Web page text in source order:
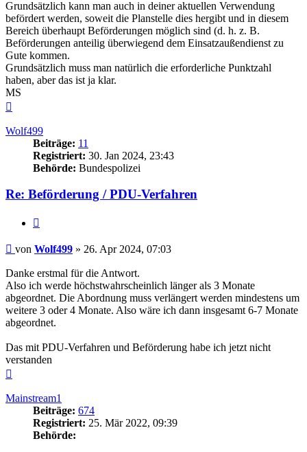
Grundsätzlich kann man auch in deiner aktuellen Verwendung
befördert werden, soweit die Planstelle dies hergibt und in diesem
Bereich überhaupt Beförderungen möglich sind (d. h. z. B.
Beförderungen anteilig überwiegend dem Einsatzaußendienst zu
Gute kommen.
Grundsätzlich muss man natürlich die erforderliche Punktzahl
haben, aber das ist ja klar.
MS
Wolf499
Beiträge: 11
Registriert: 30. Jan 2024, 23:43
Behörde: Bundespolizei
Re: Beförderung / PDU-Verfahren
Beitrag
von Wolf499 » 26. Apr 2024, 07:03
Danke erstmal für die Antwort.
Also ich werde höchstwahrscheinlich länger als 3 Monate
abgeordnet. Die Abordnung muss verlängert werden mindestens um
weitere 3 oder 4 Monate. Also wäre ich dann insgesamt 6-7 Monate
abgeordnet.
Das mit PDU-Verfahren und Beförderung habe ich jetzt nicht
verstanden
Mainstream1
Beiträge: 674
Registriert: 25. Mär 2022, 09:39
Behörde: